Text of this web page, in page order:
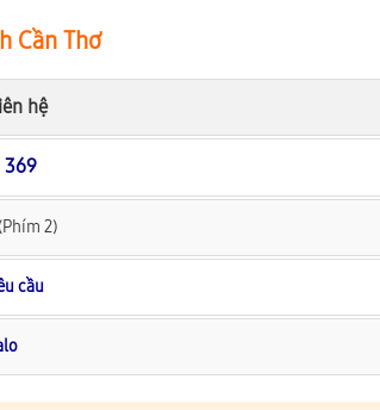
Cần Thơ
hệ
369
(Phím 2)
cầu